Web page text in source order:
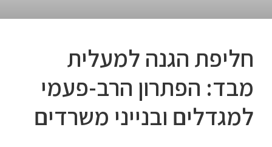
חליפת הגנה למעלית
מבד: הפתרון הרב-פעמי
למגדלים ובנייני משרדים